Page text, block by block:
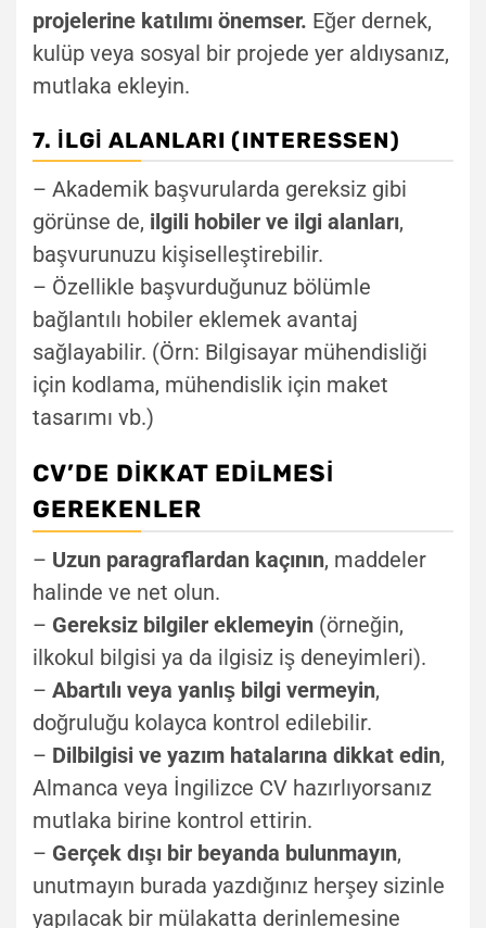
projelerine katılımı önemser. Eğer dernek,
kulüp veya sosyal bir projede yer aldıysanız,
mutlaka ekleyin.
7. İLGI ALANLARI (INTERESSEN)
– Akademik başvurularda gereksiz gibi
görünse de, ilgili hobiler ve ilgi alanları,
başvurunuzu kişiselleştirebilir.
– Özellikle başvurduğunuz bölümle
bağlantılı hobiler eklemek avantaj
sağlayabilir. (Örn: Bilgisayar mühendisliği
için kodlama, mühendislik için maket
tasarımı vb.)
CV’DE DIKKAT EDILMESI
GEREKENLER
– Uzun paragraflardan kaçının, maddeler
halinde ve net olun.
– Gereksiz bilgiler eklemeyin (örneğin,
ilkokul bilgisi ya da ilgisiz iş deneyimleri).
– Abartılı veya yanlış bilgi vermeyin,
doğruluğu kolayca kontrol edilebilir.
– Dilbilgisi ve yazım hatalarına dikkat edin,
Almanca veya İngilizce CV hazırlıyorsanız
mutlaka birine kontrol ettirin.
– Gerçek dışı bir beyanda bulunmayın,
unutmayın burada yazdığınız herşey sizinle
yapılacak bir mülakatta derinlemesine